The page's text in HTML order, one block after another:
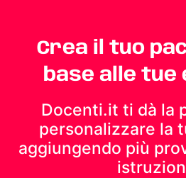
Crea il tuo
base alle tue
Docenti.it ti dà la
personalizzare la
aggiungendo più